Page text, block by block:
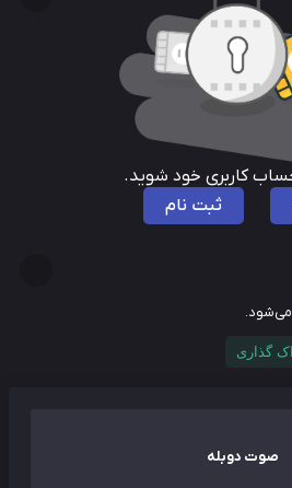
کاربری خود شوید.
ثبت نام
دوبله